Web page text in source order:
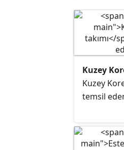
Kuzey
Kuzey
temsil